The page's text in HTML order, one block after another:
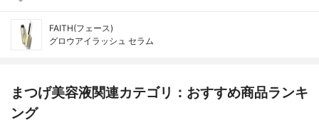
FAITH(フェース)
グロウアイラッシュ セラム
まつげ美容液関連カテゴリ：おすすめ商品ランキ
ング